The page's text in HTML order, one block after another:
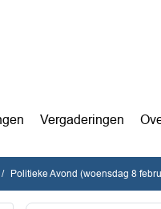
Vergaderingen
Politieke Avond (woensdag 8